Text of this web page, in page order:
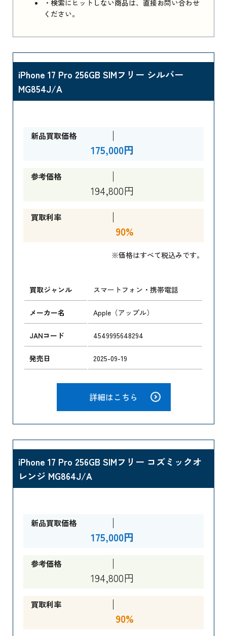
・検索にヒットしない商品は、直接お問い合わせ
ください。
iPhone 17 Pro 256GB SIMフリー シルバー
MG854J/A
新品買取価格
175,000円
参考価格
194,800円
買取利率
90%
※価格はすべて税込みです。
買取ジャンル スマートフォン・携帯電話
メーカー名 Apple（アップル）
JANコード 4549995648294
発売日 2025-09-19
詳細はこちら
iPhone 17 Pro 256GB SIMフリー コズミックオ
レンジ MG864J/A
新品買取価格
175,000円
参考価格
194,800円
買取利率
90%